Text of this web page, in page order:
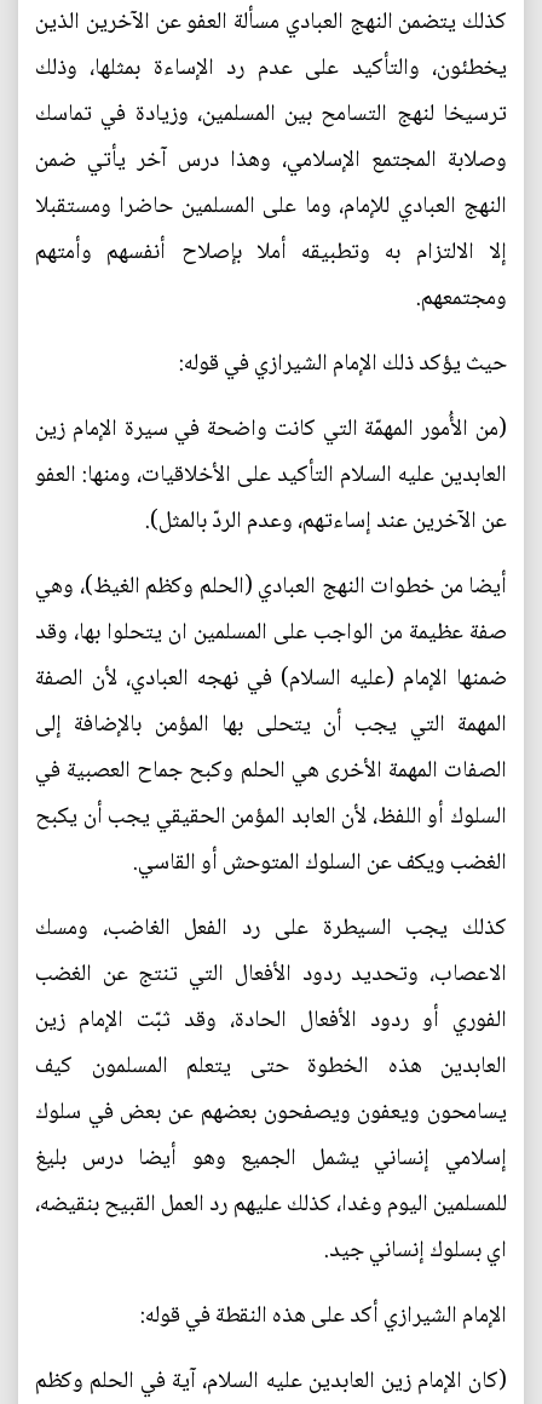
كذلك يتضمن النهج العبادي مسألة العفو عن الآخرين الذين
يخطئون، والتأكيد على عدم رد الإساءة بمثلها، وذلك
ترسيخا لنهج التسامح بين المسلمين، وزيادة في تماسك
وصلابة المجتمع الإسلامي، وهذا درس آخر يأتي ضمن
النهج العبادي للإمام، وما على المسلمين حاضرا ومستقبلا
إلا الالتزام به وتطبيقه أملا بإصلاح أنفسهم وأمتهم
ومجتمعهم.
حيث يؤكد ذلك الإمام الشيرازي في قوله:
(من الأُمور المهمّة التي كانت واضحة في سيرة الإمام زين
العابدين عليه السلام التأكيد على الأخلاقيات، ومنها: العفو
عن الآخرين عند إساءتهم، وعدم الردّ بالمثل).
أيضا من خطوات النهج العبادي (الحلم وكظم الغيظ)، وهي
صفة عظيمة من الواجب على المسلمين ان يتحلوا بها، وقد
ضمنها الإمام (عليه السلام) في نهجه العبادي، لأن الصفة
المهمة التي يجب أن يتحلى بها المؤمن بالإضافة إلى
الصفات المهمة الأخرى هي الحلم وكبح جماح العصبية في
السلوك أو اللفظ، لأن العابد المؤمن الحقيقي يجب أن يكبح
الغضب ويكف عن السلوك المتوحش أو القاسي.
كذلك يجب السيطرة على رد الفعل الغاضب، ومسك
الاعصاب، وتحديد ردود الأفعال التي تنتج عن الغضب
الفوري أو ردود الأفعال الحادة، وقد ثبّت الإمام زين
العابدين هذه الخطوة حتى يتعلم المسلمون كيف
يسامحون ويعفون ويصفحون بعضهم عن بعض في سلوك
إسلامي إنساني يشمل الجميع وهو أيضا درس بليغ
للمسلمين اليوم وغدا، كذلك عليهم رد العمل القبيح بنقيضه،
اي بسلوك إنساني جيد.
الإمام الشيرازي أكد على هذه النقطة في قوله:
(كان الإمام زين العابدين عليه السلام، آية في الحلم وكظم